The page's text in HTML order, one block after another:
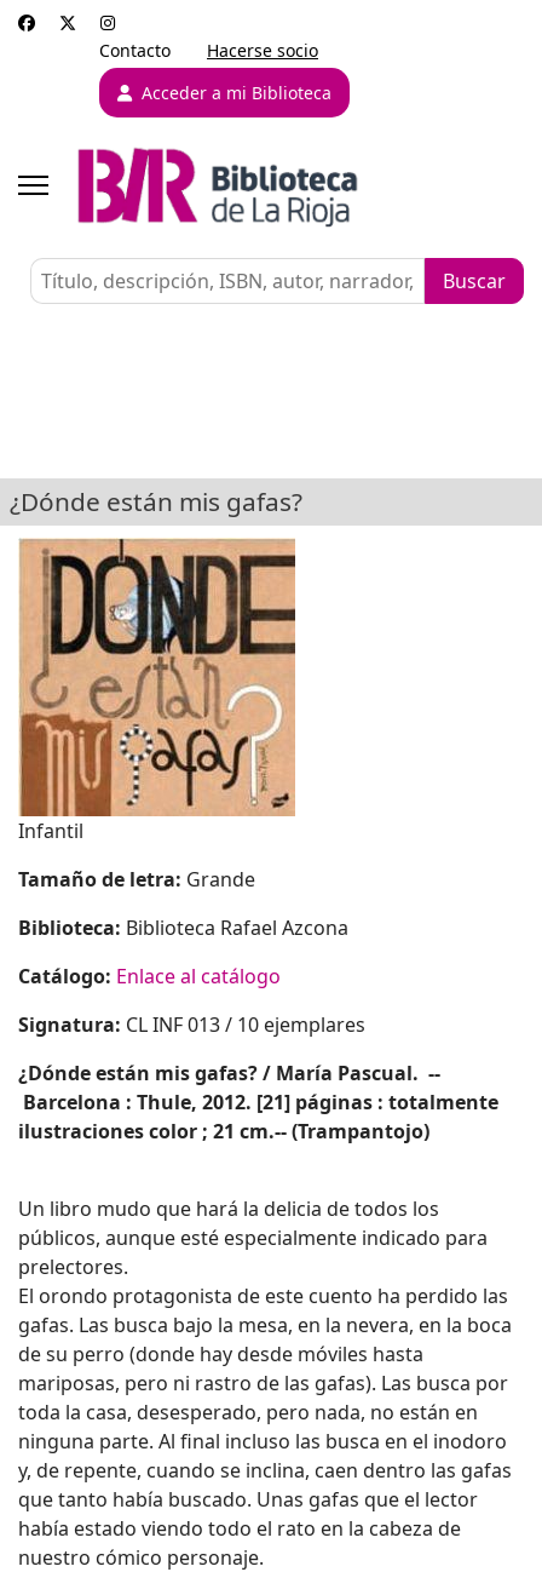
Contacto
Hacerse socio
Acceder a mi Biblioteca
¿Dónde están mis gafas?
Infantil
Tamaño de letra: Grande
Biblioteca: Biblioteca Rafael Azcona
Catálogo: Enlace al catálogo
Signatura: CL INF 013 / 10 ejemplares
¿Dónde están mis gafas? / María Pascual. --
Barcelona : Thule, 2012. [21] páginas : totalmente
ilustraciones color ; 21 cm.-- (Trampantojo)
Un libro mudo que hará la delicia de todos los
públicos, aunque esté especialmente indicado para
prelectores.
El orondo protagonista de este cuento ha perdido las
gafas. Las busca bajo la mesa, en la nevera, en la boca
de su perro (donde hay desde móviles hasta
mariposas, pero ni rastro de las gafas). Las busca por
toda la casa, desesperado, pero nada, no están en
ninguna parte. Al final incluso las busca en el inodoro
y, de repente, cuando se inclina, caen dentro las gafas
que tanto había buscado. Unas gafas que el lector
había estado viendo todo el rato en la cabeza de
nuestro cómico personaje.